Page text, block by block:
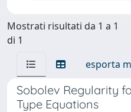
Mostrati risultati da 1 a 1
di 1
esporta
Sobolev Regularity
Type Equations